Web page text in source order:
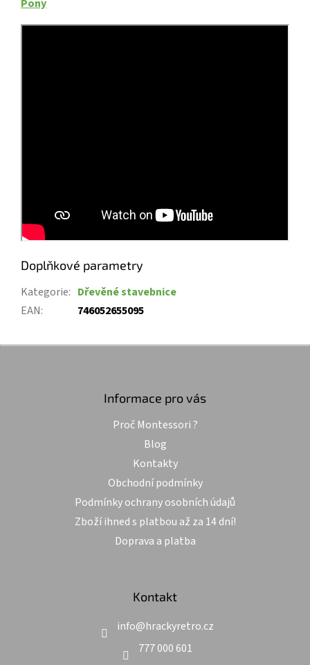
Pony
Doplňkové parametry
Kategorie: Dřevěné stavebnice
EAN: 746052655095
Z
Informace pro vás
Proč Montessori ?
Blog
Kontakty
Obchodní podmínky
Podmínky ochrany osobních údajů
Zboží ihned s platbou až za 14 dní!
Doprava a platba
Kontakt
info@hrackyretro.cz
777 000 601